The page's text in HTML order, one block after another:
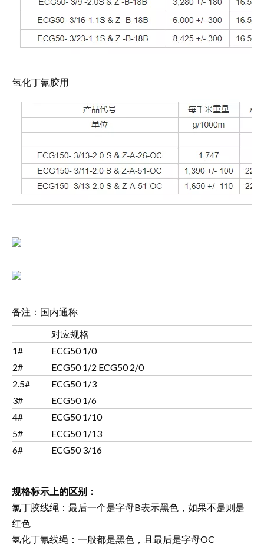
氢化丁氰胶用
备注：国内通称
对应规格
1#
ECG50 1/0
2#
ECG50 1/2 ECG50 2/0
2.5#
ECG50 1/3
3#
ECG50 1/6
4#
ECG50 1/10
5#
ECG50 1/13
6#
ECG50 3/16
规格标示上的区别：
氯丁胶线绳：最后一个是字母B表示黑色，如果不是则是
红色
氢化丁氰线绳：一般都是黑色，且最后是字母OC